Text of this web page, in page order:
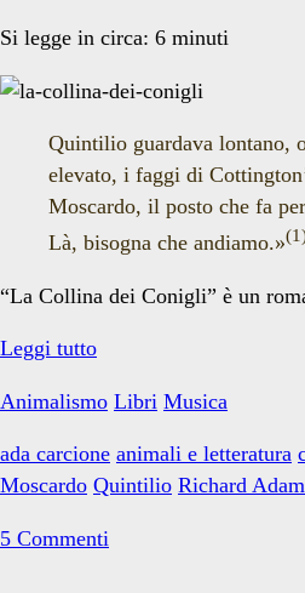
Si legge in circa: 6 minuti
Quintilio guardava lontano,
elevato, i faggi di
Moscardo, il posto che fa
Là, bisogna che andiamo.»
“La Collina dei Conigli” è un
Leggi tuttoParole,
e
suoni
dalla
dei
Animalismo Libri Musica
ada carcione animali e letteratura
Moscardo Quintilio Richard
5 Commenti